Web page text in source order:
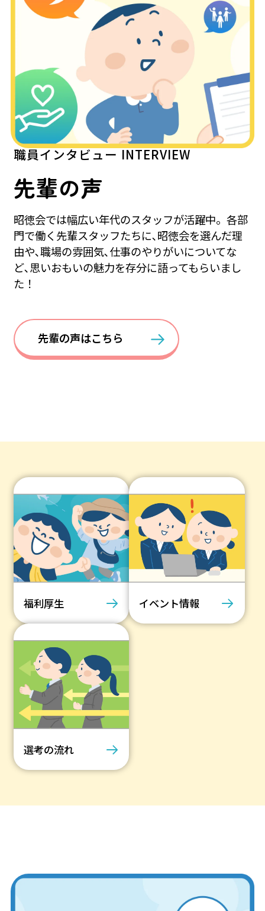
職員インタビューINTERVIEW
先輩の声
昭徳会では幅広い年代のスタッフが活躍中。各部
門で働く先輩スタッフたちに､昭徳会を選んだ理
由や､職場の雰囲気､仕事のやりがいについてな
ど､思いおもいの魅力を存分に語ってもらいまし
た！
先輩の声はこちら
福利厚生 イベント情報
選考の流れ